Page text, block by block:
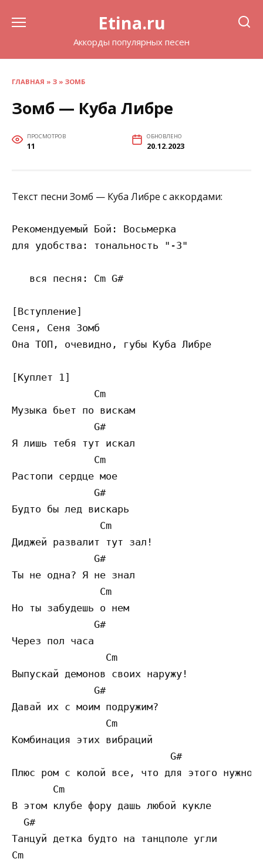
Etina.ru
Аккорды популярных песен
ГЛАВНАЯ » З » ЗОМБ
Зомб — Куба Либре
ПРОСМОТРОВ
11
ОБНОВЛЕНО
20.12.2023
Текст песни Зомб — Куба Либре с аккордами:
Рекомендуемый Бой: Восьмерка
для удобства: тональность "-3"
   вся песня: Cm G#
[Вступление]
Сеня, Сеня Зомб
Она ТОП, очевидно, губы Куба Либре
[Куплет 1]
              Cm
Музыка бьет по вискам
              G#
Я лишь тебя тут искал
              Cm
Растопи сердце мое
              G#
Будто бы лед вискарь
               Cm
Диджей развалит тут зал!
              G#
Ты не одна? Я не знал
               Cm
Но ты забудешь о нем
              G#
Через пол часа
                Cm
Выпускай демонов своих наружу!
              G#
Давай их с моим подружим?
                Cm
Комбинация этих вибраций
                           G#
Плюс ром с колой все, что для этого нужно!
       Cm
В этом клубе фору дашь любой кукле
  G#
Танцуй детка будто на танцполе угли
Cm